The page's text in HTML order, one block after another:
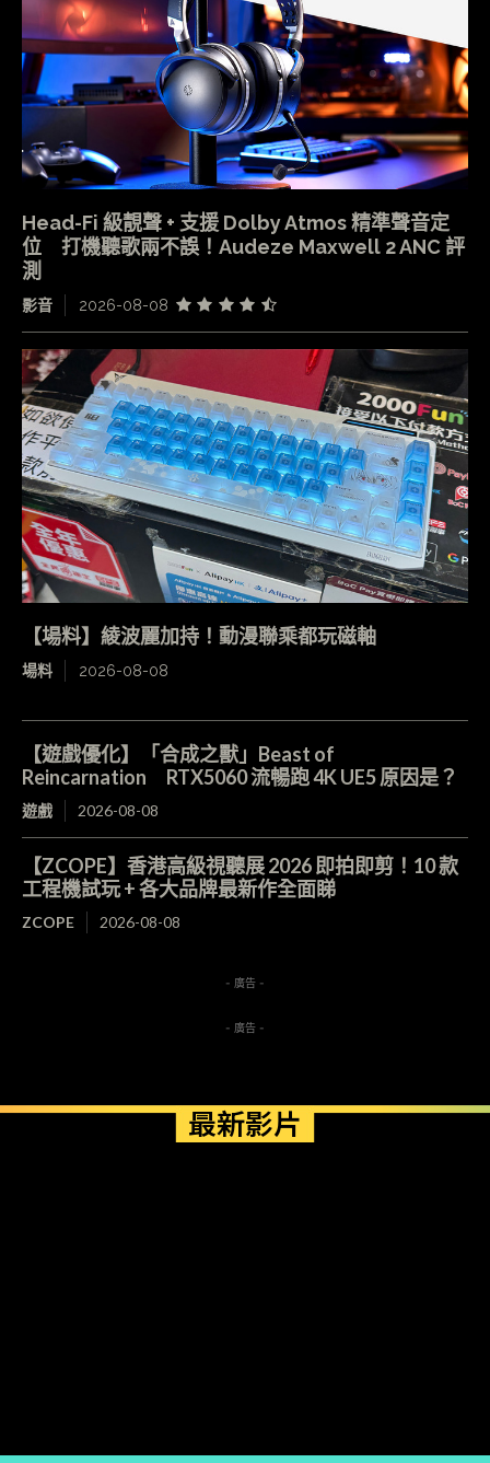
Head-Fi 級靚聲 + 支援 Dolby Atmos 精準聲音定
位 打機聽歌兩不誤！Audeze Maxwell 2 ANC 評
測
影音 2026-08-08
【場料】綾波麗加持！動漫聯乘都玩磁軸
場料 2026-08-08
【遊戲優化】「合成之獸」Beast of
Reincarnation RTX5060 流暢跑 4K UE5 原因是？
遊戲 2026-08-08
【ZCOPE】香港高級視聽展 2026 即拍即剪！10 款
工程機試玩 + 各大品牌最新作全面睇
ZCOPE 2026-08-08
- 廣告 -
- 廣告 -
最新影片